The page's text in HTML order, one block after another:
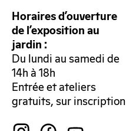
Horaires d’ouverture
de l’exposition au
jardin :
Du lundi au samedi de
14h à 18h
Entrée et ateliers
gratuits, sur inscription